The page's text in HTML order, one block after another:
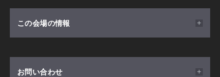
り納まるように、サポートさせて頂くことが可能です。
③自由設計なので狭小地や変形地も対応可能です
一般的に正方形に近く、南道路の土地が良いと言われるこ
開催日時
会場
この会場の情報
お問い合わせ